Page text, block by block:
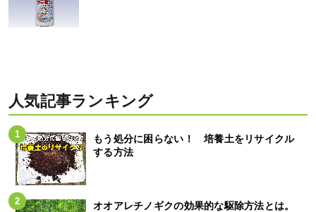
人気記事ランキング
もう処分に困らない！ 培養土をリサイクル
する方法
オオアレチノギクの効果的な駆除方法とは。